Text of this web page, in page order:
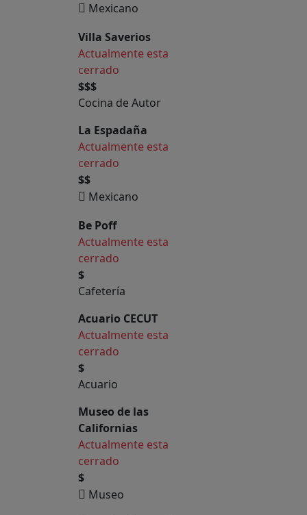
Mexicano
Villa Saverios
Actualmente esta
cerrado
$$$
Cocina de Autor
La Espadaña
Actualmente esta
cerrado
$$
Mexicano
Be Poff
Actualmente esta
cerrado
$
Cafetería
Acuario CECUT
Actualmente esta
cerrado
$
Acuario
Museo de las
Californias
Actualmente esta
cerrado
$
Museo